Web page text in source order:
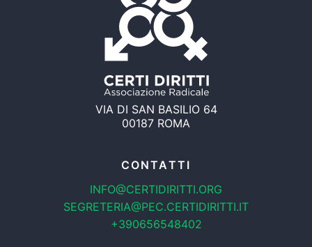
VIA DI SAN BASILIO 64
00187 ROMA
CONTATTI
INFO@CERTIDIRITTI.ORG
SEGRETERIA@PEC.CERTIDIRITTI.IT
+390656548402